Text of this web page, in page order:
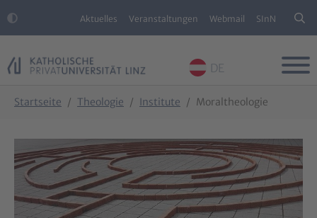
Aktuelles Veranstaltungen Webmail SInN
DE
Startseite Theologie Institute Moraltheologie